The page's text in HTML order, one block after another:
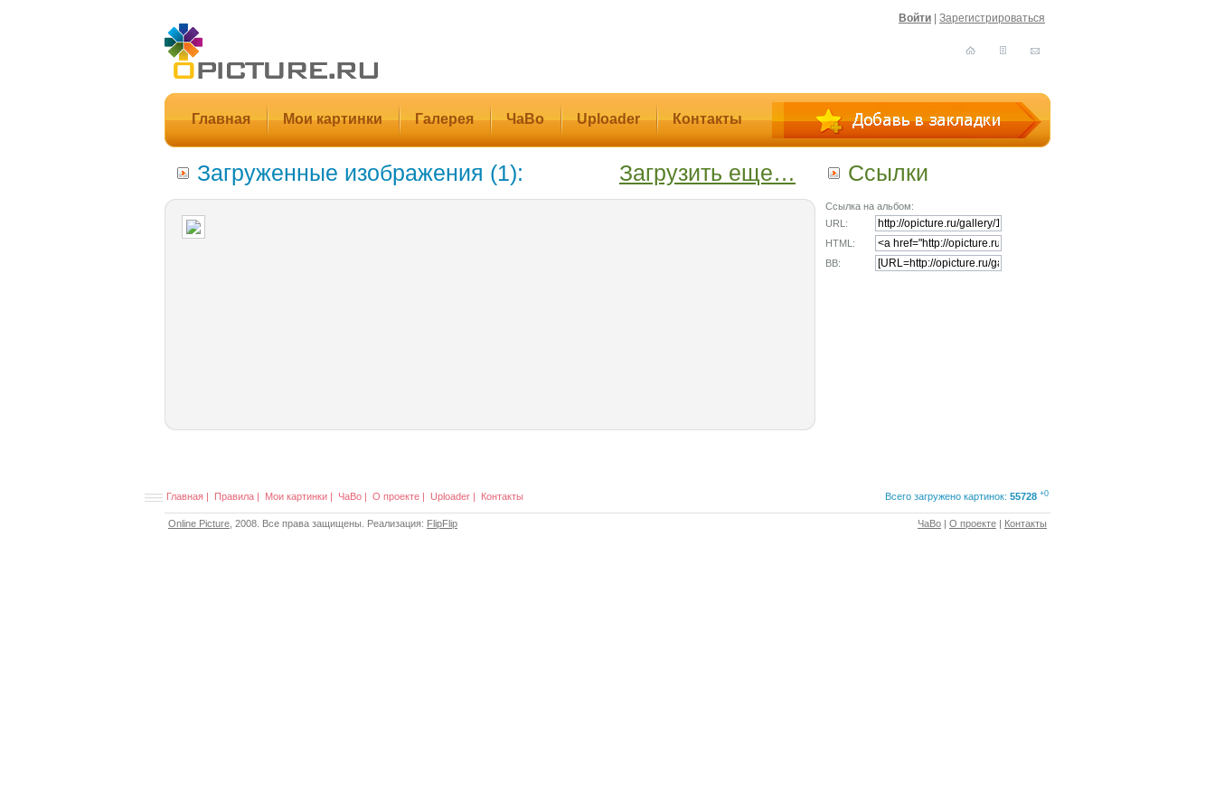
Войти Зарегистрироваться
Главная Мои картинки Галерея ЧаВо Uploader Контакты
Загрузить еще…
Загруженные изображения (1): Ссылки
Ссылка на альбом:
URL:
HTML:
BB:
Всего загружено картинок: 55728 +0
Главная | Правила | Мои картинки | ЧаВо | О проекте | Uploader | Контакты
ЧаВо | О проекте | Контакты
Online Picture , 2008. Все права защищены. Реализация: FlipFlip